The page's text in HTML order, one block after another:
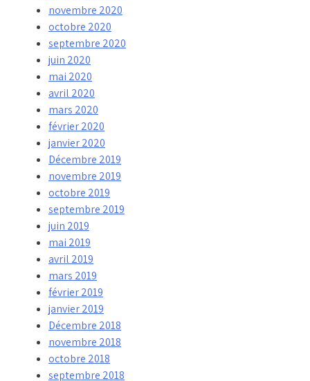
novembre 2020
octobre 2020
septembre 2020
juin 2020
mai 2020
avril 2020
mars 2020
février 2020
janvier 2020
Décembre 2019
novembre 2019
octobre 2019
septembre 2019
juin 2019
mai 2019
avril 2019
mars 2019
février 2019
janvier 2019
Décembre 2018
novembre 2018
octobre 2018
septembre 2018